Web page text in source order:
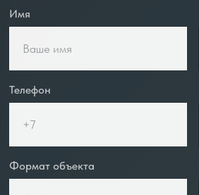
Имя
Телефон
Формат объекта